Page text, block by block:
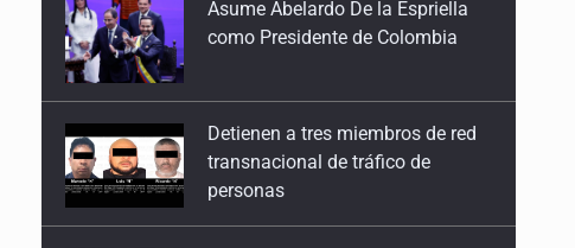
Detienen a tres miembros de red
Procesan a el “R1”, presunto líder